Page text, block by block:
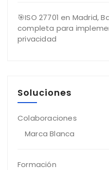
🎯ISO 27701 en Madrid,
completa para
privacidad
Soluciones
Colaboraciones
Marca Blanca
Formación